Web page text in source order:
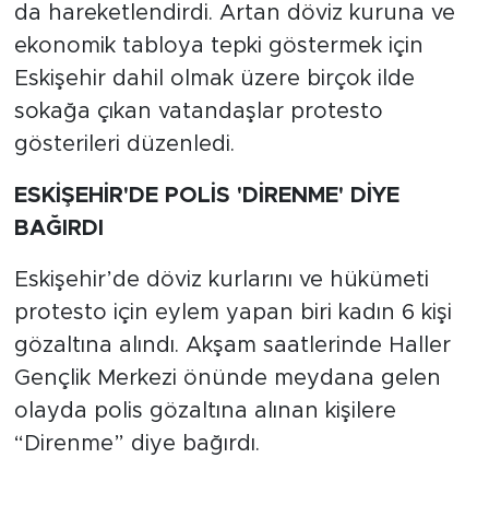
da hareketlendirdi. Artan döviz kuruna ve
ekonomik tabloya tepki göstermek için
Eskişehir dahil olmak üzere birçok ilde
sokağa çıkan vatandaşlar protesto
gösterileri düzenledi.
ESKİŞEHİR'DE POLİS 'DİRENME' DİYE
BAĞIRDI
Eskişehir’de döviz kurlarını ve hükümeti
protesto için eylem yapan biri kadın 6 kişi
gözaltına alındı. Akşam saatlerinde Haller
Gençlik Merkezi önünde meydana gelen
olayda polis gözaltına alınan kişilere
“Direnme” diye bağırdı.